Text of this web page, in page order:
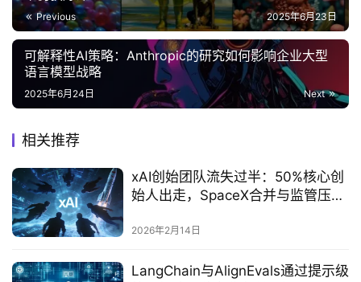
Previous 2025年6月23日
可解释性AI策略：Anthropic的研究如何影响企业大型
语言模型战略
Next
2025年6月24日
相关推荐
xAI创始团队流失过半：50%核心创
始人出走，SpaceX合并与监管压力
2026年2月14日
LangChain与AlignEvals通过提示级